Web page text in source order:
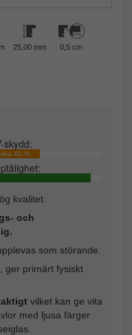
25,00 mm 0,5 cm
skydd:
45 %
kvalitet.
och
som störande.
, ger primärt fysiskt
vilket kan ge vita
med ljusa färger